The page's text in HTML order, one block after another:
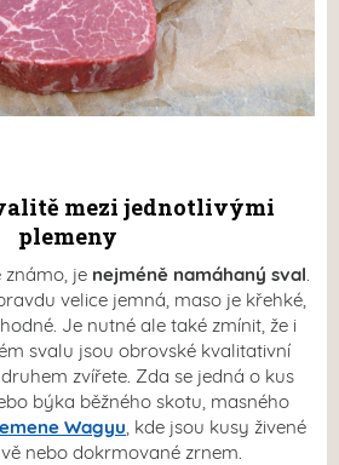
mezi jednotlivými
plemeny
známo, je nejméně namáhaný sval.
velice jemná, maso je křehké,
Je nutné ale také zmínit, že i
svalu jsou obrovské kvalitativní
zvířete. Zda se jedná o kus
býka běžného skotu, masného
Wagyu, kde jsou kusy živené
nebo dokrmované zrnem.